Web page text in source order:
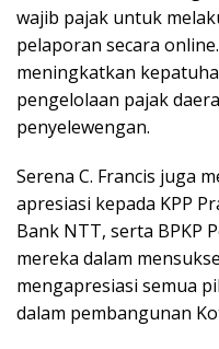
wajib pajak untuk
pelaporan secara
meningkatkan
pengelolaan pajak
penyelewengan.
Serena C. Francis juga
apresiasi kepada KPP
Bank NTT, serta BPKP
mereka dalam
mengapresiasi semua
dalam pembangunan